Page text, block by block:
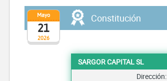
2026
Mayo
21
Constitución
SARGOR CAPITAL SL
Dirección: